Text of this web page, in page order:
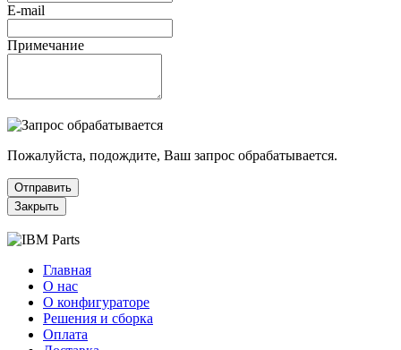
E-mail
Примечание
Пожалуйста, подождите, Ваш запрос обрабатывается.
Отправить
Закрыть
Главная
О нас
О конфигураторе
Решения и сборка
Оплата